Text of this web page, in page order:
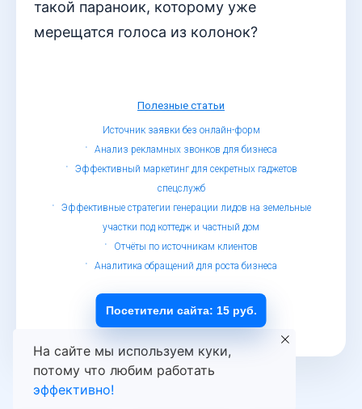
такой параноик, которому уже
мерещатся голоса из колонок?
Полезные статьи
Источник заявки без онлайн-форм
Анализ рекламных звонков для бизнеса
Эффективный маркетинг для секретных гаджетов
спецслужб
Эффективные стратегии генерации лидов на земельные
участки под коттедж и частный дом
Отчёты по источникам клиентов
Аналитика обращений для роста бизнеса
© Определитель номеров, 2019 - 2026
Обработка персональных данных
На сайте мы используем куки,
потому что любим работать
эффективно!
Посетители сайта: 15 руб.